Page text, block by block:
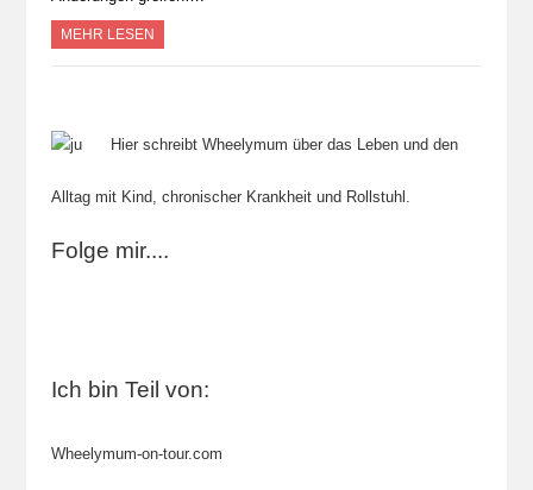
MEHR LESEN
Hier schreibt Wheelymum über das Leben und den
Alltag mit Kind, chronischer Krankheit und Rollstuhl.
Folge mir....
Ich bin Teil von:
Wheelymum-on-tour.com